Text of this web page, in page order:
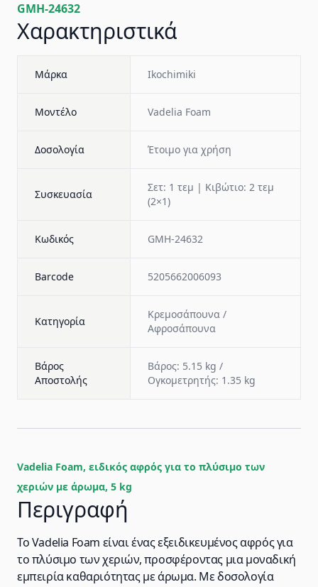
GMH-24632
Χαρακτηριστικά
Μάρκα Ikochimiki
Μοντέλο Vadelia Foam
Δοσολογία Έτοιμο για χρήση
Συσκευασία
Σετ: 1 τεμ | Κιβώτιο: 2 τεμ
(2×1)
Κωδικός GMH-24632
Barcode 5205662006093
Κατηγορία
Κρεμοσάπουνα /
Αφροσάπουνα
Βάρος
Αποστολής
Βάρος: 5.15 kg /
Ογκομετρητής: 1.35 kg
Vadelia Foam, ειδικός αφρός για το πλύσιμο των
χεριών με άρωμα, 5 kg
Περιγραφή
Το Vadelia Foam είναι ένας εξειδικευμένος αφρός για
το πλύσιμο των χεριών, προσφέροντας μια μοναδική
εμπειρία καθαριότητας με άρωμα. Με δοσολογία